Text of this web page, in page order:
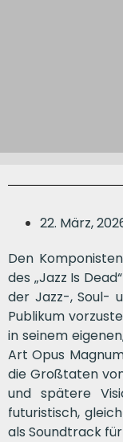
22. März,
Den
des „Jazz Is
der Jazz-, Soul-
Publikum
in seinem
Art Opus
die Großtaten
und spätere
futuristisch,
als Soundtrack